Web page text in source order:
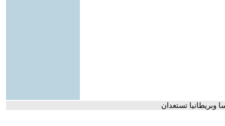
وبريطانيا تستعدان